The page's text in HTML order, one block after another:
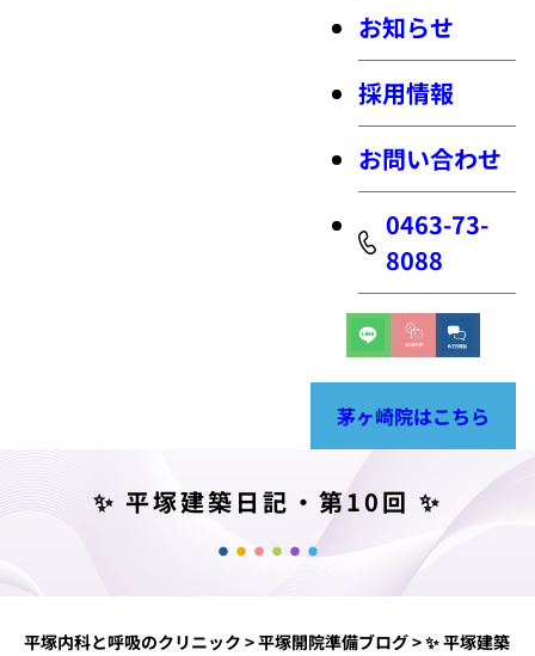
お知らせ
採用情報
お問い合わせ
0463-73-
8088
茅ヶ崎院はこちら
✨ 平塚建築日記・第10回 ✨
平塚内科と呼吸のクリニック >平塚開院準備ブログ>✨ 平塚建築